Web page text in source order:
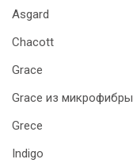
Asgard
Chacott
Grace
Grace из микрофибры
Grece
Indigo